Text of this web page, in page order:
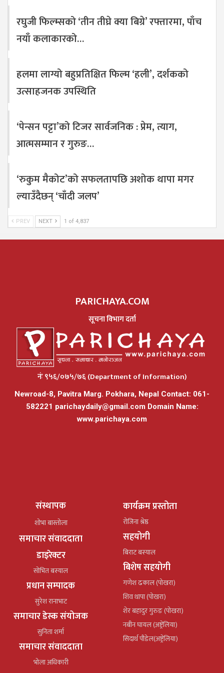
रघुजी फिल्म्सको ‘तीन तीघ्रे क्या बिग्रे’ रफ्तारमा, पाँच
नयाँ कलाकारको…
हलमा लाग्यो बहुप्रतिक्षित फिल्म ‘हली’, दर्शकको
उत्साहजनक उपस्थिति
‘पेन्सन पट्टा’को टिजर सार्वजनिक : प्रेम, त्याग,
आत्मसम्मान र गुरुङ…
‘रुकुम मैकोट’को सफलतापछि अशोक थापा मगर
ल्याउँदैछन् ‘चाँदी जलप’
PREV NEXT 1 of 4,837
PARICHAYA.COM
सूचना विभाग दर्ता
नंः ९५६/०७५/७६ (Department of Information)
Newroad-8, Pavitra Marg. Pokhara, Nepal Contact: 061-
582221 parichaydaily@gmail.comDomain Name:
www.parichaya.com
संस्थापक
शोभा बास्तोला
समाचार संवाददाता
डाइरेक्टर
सोभित बस्याल
प्रधान सम्पादक
सुरेश रानाभाट
समाचार डेस्क संयोजक
सुनिता शर्मा
समाचार संवाददाता
भोला अधिकारी
कार्यक्रम प्रस्तोता
रोजिना श्रेष्ठ
सहयोगी
बिराट बस्याल
बिशेष सहयोगी
गणेश ढकाल (पोखरा)
शिव थापा (पोखरा)
शेर बहादुर गुरुङ (पोखरा)
नबीन घायल (अष्ट्रेलिया)
सिदार्थ पौडेल(अष्ट्रेलिया)